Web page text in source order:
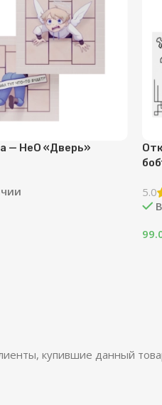
Открытка
В
купившие данный